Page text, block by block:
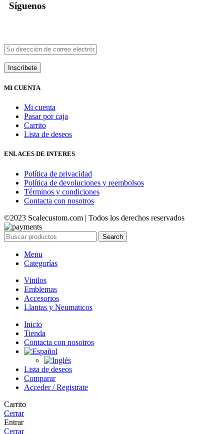
Síguenos
MI CUENTA
Mi cuenta
Pasar por caja
Carrito
Lista de deseos
ENLACES DE INTERES
Política de privacidad
Política de devoluciones y reembolsos
Términos y condiciones
Contacta con nosotros
©2023 Scalecustom.com | Todos los derechos reservados
Search
Menu
Categorías
Vinilos
Emblemas
Accesorios
Llantas y Neumaticos
Inicio
Tienda
Contacta con nosotros
Lista de deseos
Comparar
Acceder / Registrate
Carrito
Cerrar
Entrar
Cerrar